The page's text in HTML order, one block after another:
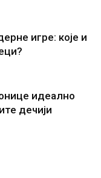
игре: које и
идеално
дечији